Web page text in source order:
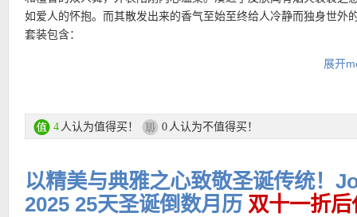
•【COS 泰迪绒大衣 折上折仅111欧，原价229欧！】延续COS一
美学，干净利落的直线剪裁，没有多余装饰，却在比例与廓形中展
重治愈。去掉传统翻领后的圆领结构，让整体更加干净纯粹。适合
或高领内搭，层次感自然呈现。
如爱人的怀抱。而其散发出来的香气至始至终给人冷静而独身世外
套装包含：
水洗帆布做旧收纳袋 – 灵感来自实验室外套，复古又高级
更多折上折活动链接在此
展开
4 人认为值得买！ 0 人认为不值得买！
以精美与典雅之心致敬圣诞传统！
2025 25天圣诞倒数月历 双十一折